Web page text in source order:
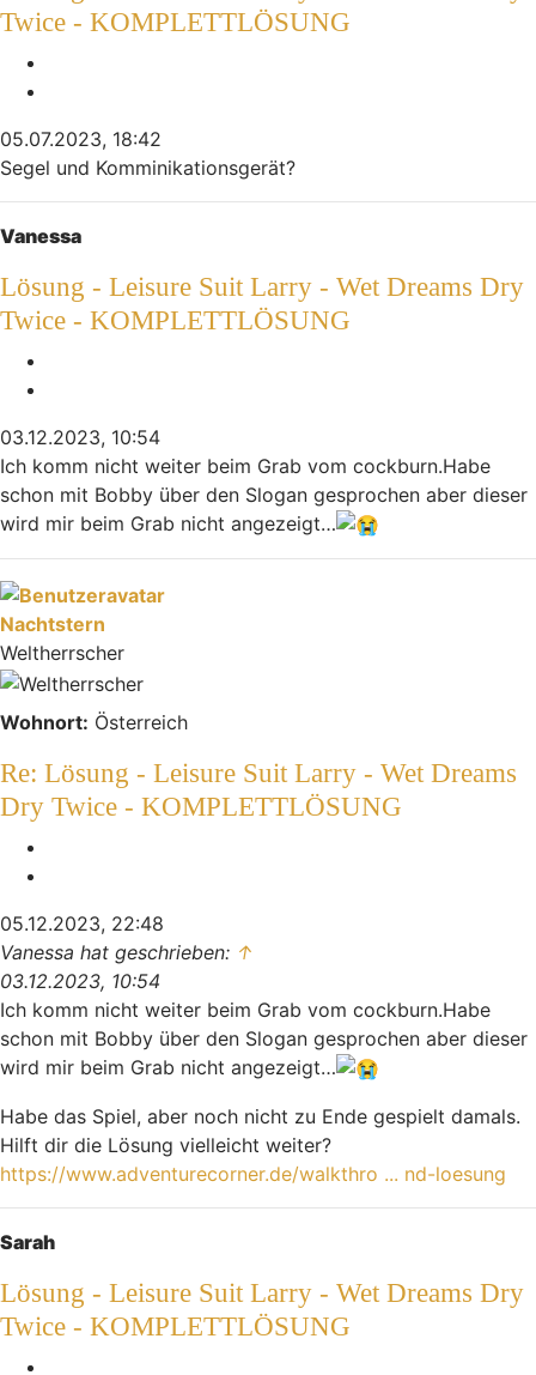
Twice - KOMPLETTLÖSUNG
05.07.2023, 18:42
Segel und Komminikationsgerät?
Vanessa
Lösung - Leisure Suit Larry - Wet Dreams Dry
Twice - KOMPLETTLÖSUNG
03.12.2023, 10:54
Ich komm nicht weiter beim Grab vom cockburn.Habe
schon mit Bobby über den Slogan gesprochen aber dieser
wird mir beim Grab nicht angezeigt…
Nach oben
Nachtstern
Weltherrscher
Wohnort: Österreich
Re: Lösung - Leisure Suit Larry - Wet Dreams
Dry Twice - KOMPLETTLÖSUNG
05.12.2023, 22:48
Vanessa hat geschrieben: ↑
03.12.2023, 10:54
Ich komm nicht weiter beim Grab vom cockburn.Habe
schon mit Bobby über den Slogan gesprochen aber dieser
wird mir beim Grab nicht angezeigt…
Habe das Spiel, aber noch nicht zu Ende gespielt damals.
Hilft dir die Lösung vielleicht weiter?
https://www.adventurecorner.de/walkthro ... nd-loesung
Nach oben
Sarah
Lösung - Leisure Suit Larry - Wet Dreams Dry
Twice - KOMPLETTLÖSUNG